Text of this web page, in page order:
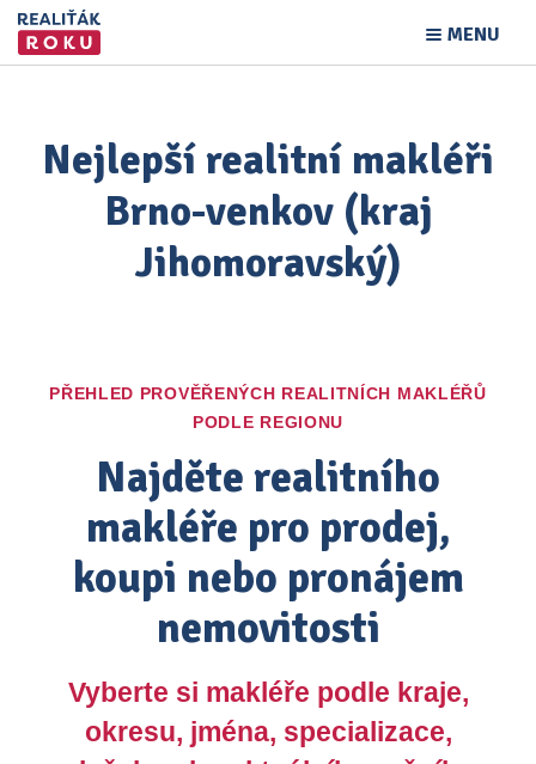
MENU
Nejlepší realitní makléři
Brno-venkov (kraj
Jihomoravský)
PŘEHLED PROVĚŘENÝCH REALITNÍCH MAKLÉŘŮ
PODLE REGIONU
Najděte realitního
makléře pro prodej,
koupi nebo pronájem
nemovitosti
Vyberte si makléře podle kraje,
okresu, jména, specializace,